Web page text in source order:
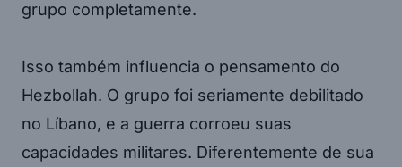
grupo completamente.
Isso também influencia o pensamento do
Hezbollah. O grupo foi seriamente debilitado
no Líbano, e a guerra corroeu suas
capacidades militares. Diferentemente de sua